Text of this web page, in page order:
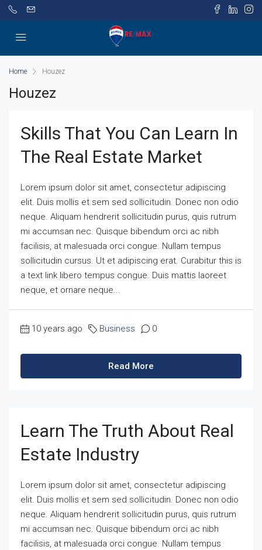
Home Houzez
Houzez
Skills That You Can Learn In
The Real Estate Market
Lorem ipsum dolor sit amet, consectetur adipiscing
elit. Duis mollis et sem sed sollicitudin. Donec non odio
neque. Aliquam hendrerit sollicitudin purus, quis rutrum
mi accumsan nec. Quisque bibendum orci ac nibh
facilisis, at malesuada orci congue. Nullam tempus
sollicitudin cursus. Ut et adipiscing erat. Curabitur this is
a text link libero tempus congue. Duis mattis laoreet
neque, et ornare neque...
10 years ago Business 0
Read More
Learn The Truth About Real
Estate Industry
Lorem ipsum dolor sit amet, consectetur adipiscing
elit. Duis mollis et sem sed sollicitudin. Donec non odio
neque. Aliquam hendrerit sollicitudin purus, quis rutrum
mi accumsan nec. Quisque bibendum orci ac nibh
facilisis, at malesuada orci congue. Nullam tempus